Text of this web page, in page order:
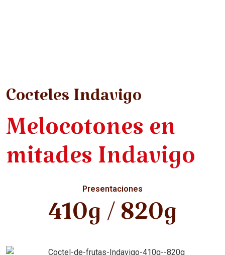
Cocteles Indavigo
Melocotones en
mitades Indavigo
Presentaciones
410g / 820g